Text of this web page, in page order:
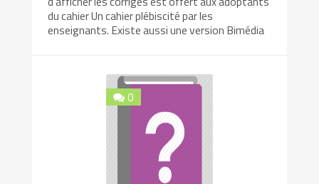
du cahier Un cahier plébiscité par les
enseignants. Existe aussi une version Bimédia
0